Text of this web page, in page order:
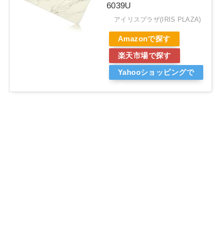
6039U
アイリスプラザ(IRIS PLAZA)
Amazonで探す
楽天市場で探す
Yahooショッピングで